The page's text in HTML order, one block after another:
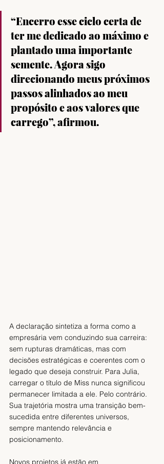
“Encerro esse ciclo certa de
ter me dedicado ao máximo e
plantado uma importante
semente. Agora sigo
direcionando meus próximos
passos alinhados ao meu
propósito e aos valores que
carrego”, afirmou.
A declaração sintetiza a forma como a
empresária vem conduzindo sua carreira:
sem rupturas dramáticas, mas com
decisões estratégicas e coerentes com o
legado que deseja construir. Para Julia,
carregar o título de Miss nunca significou
permanecer limitada a ele. Pelo contrário.
Sua trajetória mostra uma transição bem-
sucedida entre diferentes universos,
sempre mantendo relevância e
posicionamento.
Novos projetos já estão em